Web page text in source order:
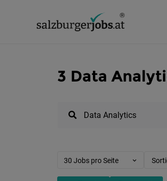
3 Data
30 Jobs pro Seite